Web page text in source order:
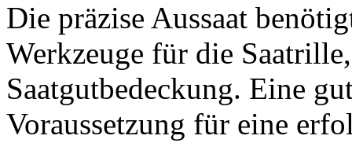
Die präzise Aussaat
Werkzeuge für die
Saatgutbedeckung. Eine
Voraussetzung für eine